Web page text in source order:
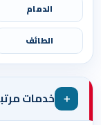
الدمام
الطائف
＋ خدمات